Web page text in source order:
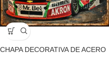
CHAPA DECORATIVA DE ACERO